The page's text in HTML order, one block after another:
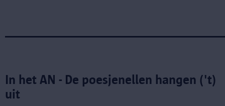
In het AN - De poesjenellen hangen ('t)
uit